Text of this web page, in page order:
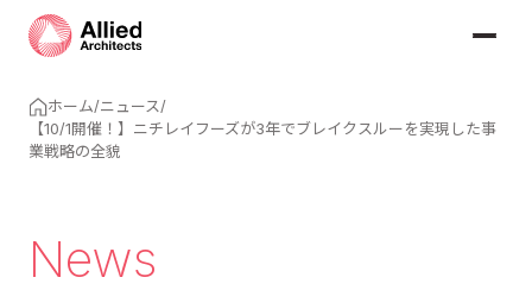
ホーム/ニュース/
【10/1開催！】ニチレイフーズが3年でブレイクスルーを実現した事
業戦略の全貌
News